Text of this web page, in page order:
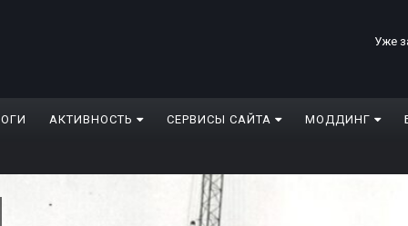
Уже
АКТИВНОСТЬ СЕРВИСЫ САЙТА МОДДИНГ